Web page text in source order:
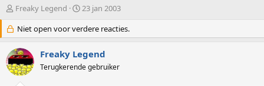
O
d
e
r
w
e
Freaky Legend
S
a
r
d
a
23 jan 2003
Niet open voor verdere reacties.
Freaky Legend
Terugkerende gebruiker